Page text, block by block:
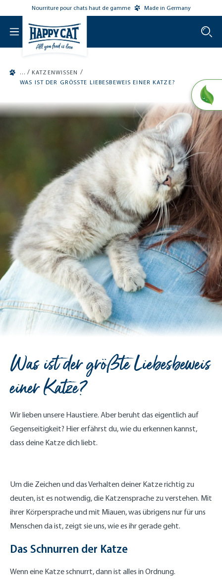
main contentNourriture pour chats haut de gamme Made in Germany
/ KATZENWISSEN /
WAS IST DER GRÖSSTE LIEBESBEWEIS EINER KATZE?
Was ist der größte Liebesbeweis
einer Katze?
Wir lieben unsere Haustiere. Aber beruht das eigentlich auf
Gegenseitigkeit? Hier erfährst du, wie du erkennen kannst,
dass deine Katze dich liebt.
Um die Zeichen und das Verhalten deiner Katze richtig zu
deuten, ist es notwendig, die Katzensprache zu verstehen. Mit
ihrer Körpersprache und mit Miauen, was übrigens nur für uns
Menschen da ist, zeigt sie uns, wie es ihr gerade geht.
Das Schnurren der Katze
Wenn eine Katze schnurrt, dann ist alles in Ordnung.